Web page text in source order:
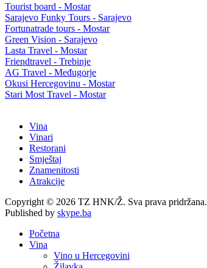
Tourist board - Mostar
Sarajevo Funky Tours - Sarajevo
Fortunatrade tours - Mostar
Green Vision - Sarajevo
Lasta Travel - Mostar
Friendtravel - Trebinje
AG Travel - Međugorje
Okusi Hercegovinu - Mostar
Stari Most Travel - Mostar
Vina
Vinari
Restorani
Smještaj
Znamenitosti
Atrakcije
Copyright © 2026 TZ HNK/Ž. Sva prava pridržana.
Published by skype.ba
Početna
Vina
Vino u Hercegovini